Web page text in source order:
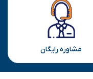
مشاوره رایگان